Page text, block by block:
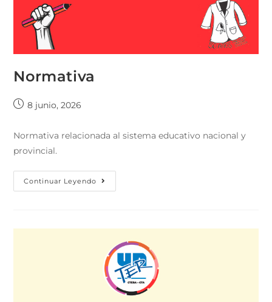
Normativa
8 junio, 2026
Normativa relacionada al sistema educativo nacional y
provincial.
Continuar Leyendo